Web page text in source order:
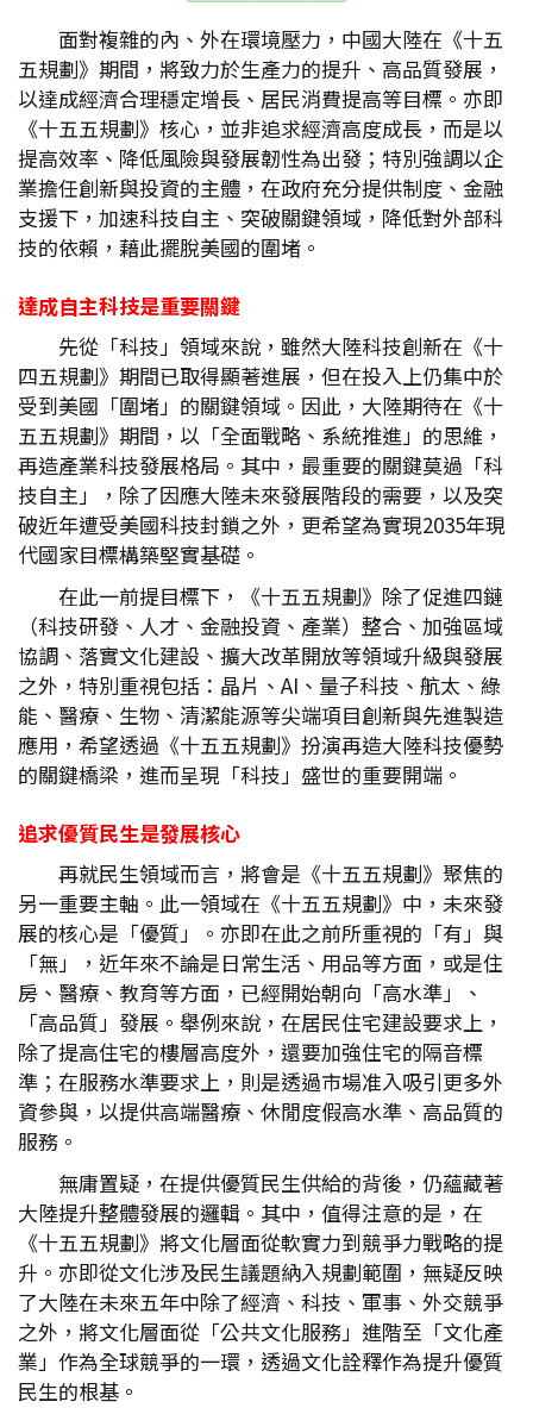
面對複雜的內、外在環境壓力，中國大陸在《十五
五規劃》期間，將致力於生產力的提升、高品質發展，
以達成經濟合理穩定增長、居民消費提高等目標。亦即
《十五五規劃》核心，並非追求經濟高度成長，而是以
提高效率、降低風險與發展韌性為出發；特別強調以企
業擔任創新與投資的主體，在政府充分提供制度、金融
支援下，加速科技自主、突破關鍵領域，降低對外部科
技的依賴，藉此擺脫美國的圍堵。
達成自主科技是重要關鍵
先從「科技」領域來說，雖然大陸科技創新在《十
四五規劃》期間已取得顯著進展，但在投入上仍集中於
受到美國「圍堵」的關鍵領域。因此，大陸期待在《十
五五規劃》期間，以「全面戰略、系統推進」的思維，
再造產業科技發展格局。其中，最重要的關鍵莫過「科
技自主」，除了因應大陸未來發展階段的需要，以及突
破近年遭受美國科技封鎖之外，更希望為實現2035年現
代國家目標構築堅實基礎。
在此一前提目標下，《十五五規劃》除了促進四鏈
（科技研發、人才、金融投資、產業）整合、加強區域
協調、落實文化建設、擴大改革開放等領域升級與發展
之外，特別重視包括：晶片、AI、量子科技、航太、綠
能、醫療、生物、清潔能源等尖端項目創新與先進製造
應用，希望透過《十五五規劃》扮演再造大陸科技優勢
的關鍵橋梁，進而呈現「科技」盛世的重要開端。
追求優質民生是發展核心
再就民生領域而言，將會是《十五五規劃》聚焦的
另一重要主軸。此一領域在《十五五規劃》中，未來發
展的核心是「優質」。亦即在此之前所重視的「有」與
「無」，近年來不論是日常生活、用品等方面，或是住
房、醫療、教育等方面，已經開始朝向「高水準」、
「高品質」發展。舉例來說，在居民住宅建設要求上，
除了提高住宅的樓層高度外，還要加強住宅的隔音標
準；在服務水準要求上，則是透過市場准入吸引更多外
資參與，以提供高端醫療、休閒度假高水準、高品質的
服務。
無庸置疑，在提供優質民生供給的背後，仍蘊藏著
大陸提升整體發展的邏輯。其中，值得注意的是，在
《十五五規劃》將文化層面從軟實力到競爭力戰略的提
升。亦即從文化涉及民生議題納入規劃範圍，無疑反映
了大陸在未來五年中除了經濟、科技、軍事、外交競爭
之外，將文化層面從「公共文化服務」進階至「文化產
業」作為全球競爭的一環，透過文化詮釋作為提升優質
民生的根基。